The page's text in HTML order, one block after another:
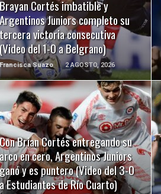
Brayan Cortés imbatible y
Argentinos Juniors completo su
tercera victoria consecutiva
(Video del 1-0 a Belgrano)
Francisca Suazo 2 AGOSTO, 2026
Con Brian Cortés entregando su
arco en cero, Argentinos Juniors
ganó y es puntero (Video del 3-0
a Estudiantes de Río Cuarto)
LEER MÁS